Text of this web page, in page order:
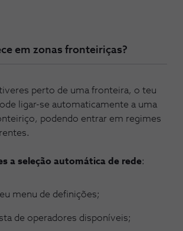
em zonas fronteiriças?
perto de uma fronteira, o teu
ligar-se automaticamente a uma
podendo entrar em regimes
a seleção automática de rede:
menu de definições;
de operadores disponíveis;